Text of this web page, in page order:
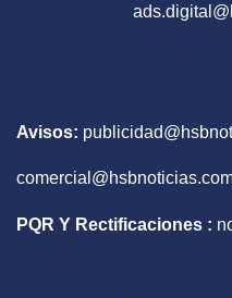
Avisos:
PQR Y Rectificaciones :